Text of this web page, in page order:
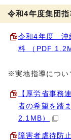
令和4年度集団指
令和4年度 沖
料 （PDF
※実地指導につい
【厚労省事務
者の希望を踏
2.1MB）
障害者虐待防